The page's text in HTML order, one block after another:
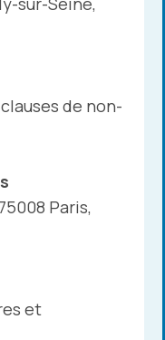
de non-
Paris,
et